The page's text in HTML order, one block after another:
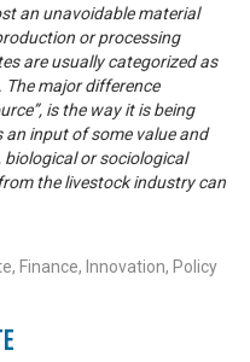
an unavoidable material
or processing
are usually categorized as
major difference
is the way it is being
input of some value and
biological or sociological
the livestock industry can
Finance, Innovation, Policy